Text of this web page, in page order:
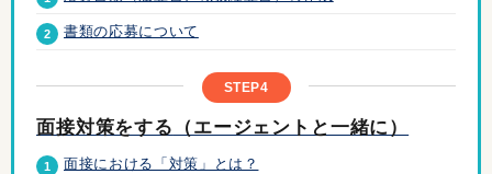
2 書類の応募について
STEP4
面接対策をする （エージェントと一緒に）
1 面接における「対策」とは？